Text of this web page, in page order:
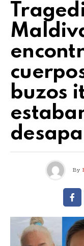
buzos
By